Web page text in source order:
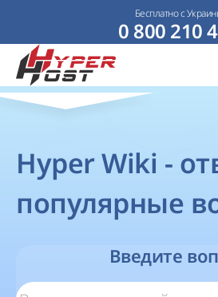
Бесплатно с
0 800 210
Hyper Wiki -
популярные
Введите